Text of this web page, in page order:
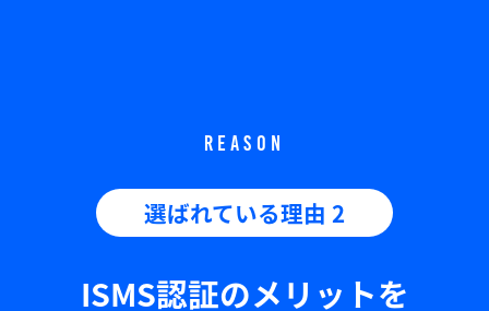
REASON
選ばれている理由 2
ISMS認証のメリットを